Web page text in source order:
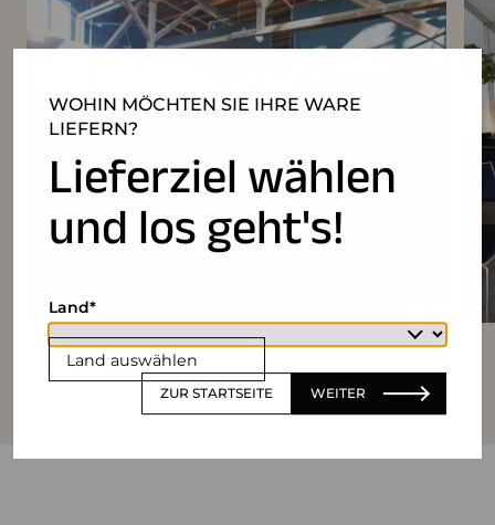
WOHIN MÖCHTEN SIE IHRE WARE
LIEFERN?
Lieferziel wählen
und los geht's!
Land auswählen
Land
ZUR STARTSEITE WEITER